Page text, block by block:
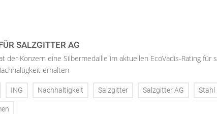
SALZGITTER AG
der Konzern eine Silbermedaille im aktuellen EcoVadis-Rating für
erhalten
ING Nachhaltigkeit Salzgitter Salzgitter AG Stahl